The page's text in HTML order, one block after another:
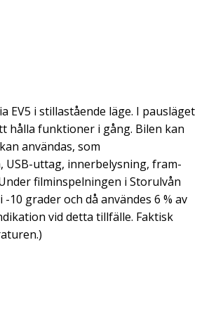
EV5 i stillastående läge. I pausläget
hålla funktioner i gång. Bilen kan
användas, som
uttag, innerbelysning, fram-
filminspelningen i Storulvån
10 grader och då användes 6 % av
vid detta tillfälle. Faktisk